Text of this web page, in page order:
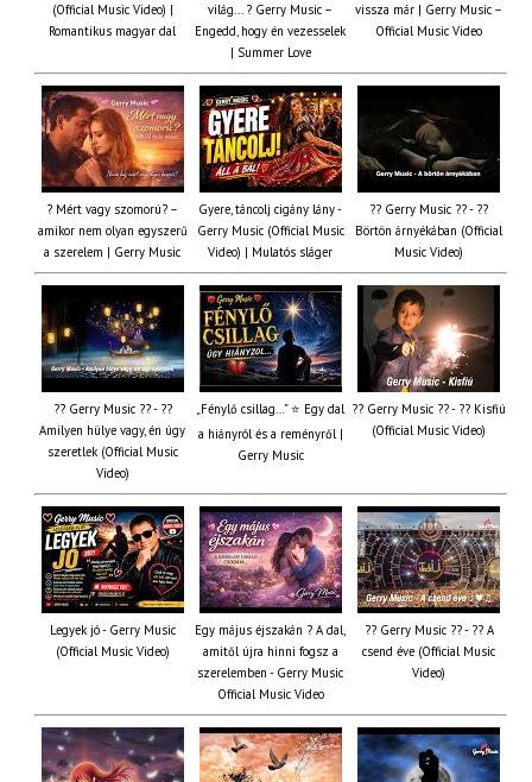
(Official Music Video) |
Romantikus magyar dal
világ... ? Gerry Music –
Engedd, hogy én vezesselek
| Summer Love
vissza már | Gerry Music –
Official Music Video
? Mért vagy szomorú? –
amikor nem olyan egyszerű
a szerelem | Gerry Music
Gyere, táncolj cigány lány -
Gerry Music (Official Music
Video) | Mulatós sláger
?? Gerry Music ?? - ??
Börtön árnyékában (Official
Music Video)
?? Gerry Music ?? - ??
Amilyen hülye vagy, én úgy
szeretlek (Official Music
Video)
„Fénylő csillag…” ⭐ Egy dal
a hiányról és a reményről |
Gerry Music
?? Gerry Music ?? - ?? Kisfiú
(Official Music Video)
Legyek jó - Gerry Music
(Official Music Video)
Egy május éjszakán ? A dal,
amitől újra hinni fogsz a
szerelemben - Gerry Music
Official Music Video
?? Gerry Music ?? - ?? A
csend éve (Official Music
Video)